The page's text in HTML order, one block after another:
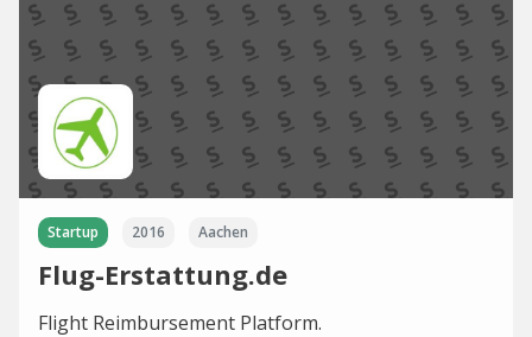
Startup 2016 Aachen
Flug-Erstattung.de
Flight Reimbursement Platform.